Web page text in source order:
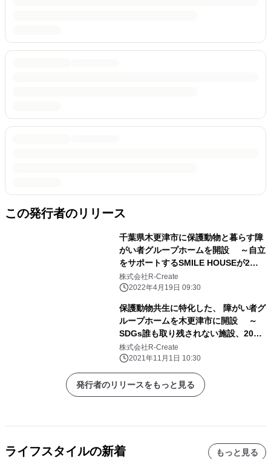
この発行者のリリース
千葉県木更津市に保護動物と暮らす障
がい者グループホームを開設 ～自立
をサポートするSMILE HOUSEが2拠
点目をオープン～
株式会社R-Create
2022年4月19日 09:30
保護動物共生に特化した、 障がい者グ
ループホームを木更津市に開設 ～
SDGs誰も取り残されない施設、2021
年11月1日新規オープン～
株式会社R-Create
2021年11月1日 10:30
発行者のリリースをもっと見る
ライフスタイルの新着 もっと見る